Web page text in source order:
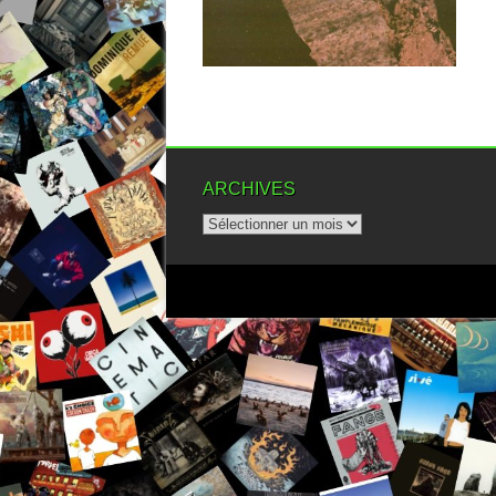
▶
ARCHIVES